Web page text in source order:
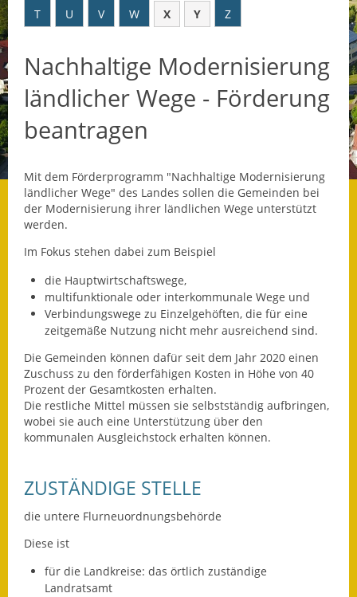
Datenschutz
Datenschutz im
Steueramt
Gebärdensprache
Was die Alten noch
Wagner-Werkstatt
Informationsbroschüre
Lärmaktionsplan
Leichte Sprache
Infos in Leichter Sprache
Mitteilungsblatt
Notfallplanung
Schadensmeldung
T
U V W X Y Z
Nachhaltige Modernisierung
ländlicher Wege - Förderung
beantragen
Mit dem Förderprogramm "Nachhaltige Modernisierung
ländlicher Wege" des Landes sollen die Gemeinden bei
der Modernisierung ihrer ländlichen Wege unterstützt
werden.
Im Fokus stehen dabei zum Beispiel
die Hauptwirtschaftswege,
multifunktionale oder interkommunale Wege und
Verbindungswege zu Einzelgehöften, die für eine
zeitgemäße Nutzung nicht mehr ausreichend sind.
Die Gemeinden können dafür seit dem Jahr 2020 einen
Zuschuss zu den förderfähigen Kosten in Höhe von 40
Prozent der Gesamtkosten erhalten.
Die restliche Mittel müssen sie selbstständig aufbringen,
wobei sie auch eine Unterstützung über den
kommunalen Ausgleichstock erhalten können.
ZUSTÄNDIGE STELLE
die untere Flurneuordnungsbehörde
Diese ist
für die Landkreise: das örtlich zuständige
Landratsamt